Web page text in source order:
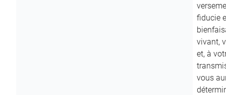
fiducie
vivant,
et, à
vous